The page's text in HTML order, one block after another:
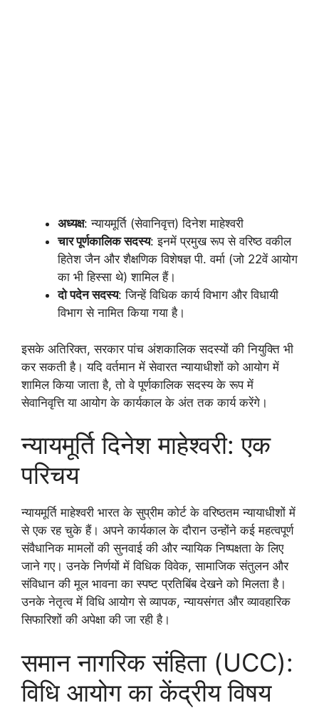
अध्यक्ष: न्यायमूर्ति (सेवानिवृत्त) दिनेश माहेश्वरी
चार पूर्णकालिक सदस्य: इनमें प्रमुख रूप से वरिष्ठ वकील
हितेश जैन और शैक्षणिक विशेषज्ञ पी. वर्मा (जो 22वें आयोग
का भी हिस्सा थे) शामिल हैं।
दो पदेन सदस्य: जिन्हें विधिक कार्य विभाग और विधायी
विभाग से नामित किया गया है।
इसके अतिरिक्त, सरकार पांच अंशकालिक सदस्यों की नियुक्ति भी
कर सकती है। यदि वर्तमान में सेवारत न्यायाधीशों को आयोग में
शामिल किया जाता है, तो वे पूर्णकालिक सदस्य के रूप में
सेवानिवृत्ति या आयोग के कार्यकाल के अंत तक कार्य करेंगे।
न्यायमूर्ति दिनेश माहेश्वरी: एक
परिचय
न्यायमूर्ति माहेश्वरी भारत के सुप्रीम कोर्ट के वरिष्ठतम न्यायाधीशों में
से एक रह चुके हैं। अपने कार्यकाल के दौरान उन्होंने कई महत्वपूर्ण
संवैधानिक मामलों की सुनवाई की और न्यायिक निष्पक्षता के लिए
जाने गए। उनके निर्णयों में विधिक विवेक, सामाजिक संतुलन और
संविधान की मूल भावना का स्पष्ट प्रतिबिंब देखने को मिलता है।
उनके नेतृत्व में विधि आयोग से व्यापक, न्यायसंगत और व्यावहारिक
सिफारिशों की अपेक्षा की जा रही है।
समान नागरिक संहिता (UCC):
विधि आयोग का केंद्रीय विषय